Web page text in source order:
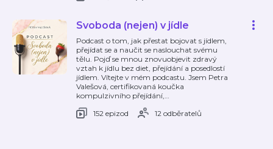
Svoboda (nejen) v jídle
Podcast o tom, jak přestat bojovat s jídlem,
přejídat se a naučit se naslouchat svému
tělu. Pojď se mnou znovuobjevit zdravý
vztah k jídlu bez diet, přejídání a posedlostí
jídlem. Vítejte v mém podcastu. Jsem Petra
Valešová, certifikovaná koučka
kompulzivního přejídání,…
152 epizod
12 odběratelů